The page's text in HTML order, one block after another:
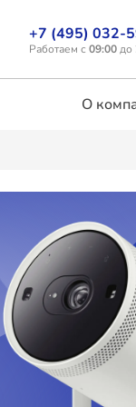
+7 (495) 032-
Работаем с 09:00до
О